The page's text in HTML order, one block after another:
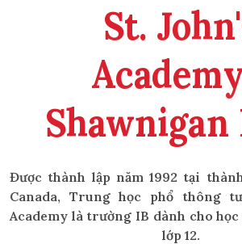
St.
Shawnigan
Được thành lập năm 1992 tại
Canada, Trung học phổ thông
Academy là trường IB dành cho
lớp 12.